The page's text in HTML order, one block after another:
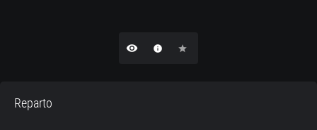
remove_red_eye info star
Reparto